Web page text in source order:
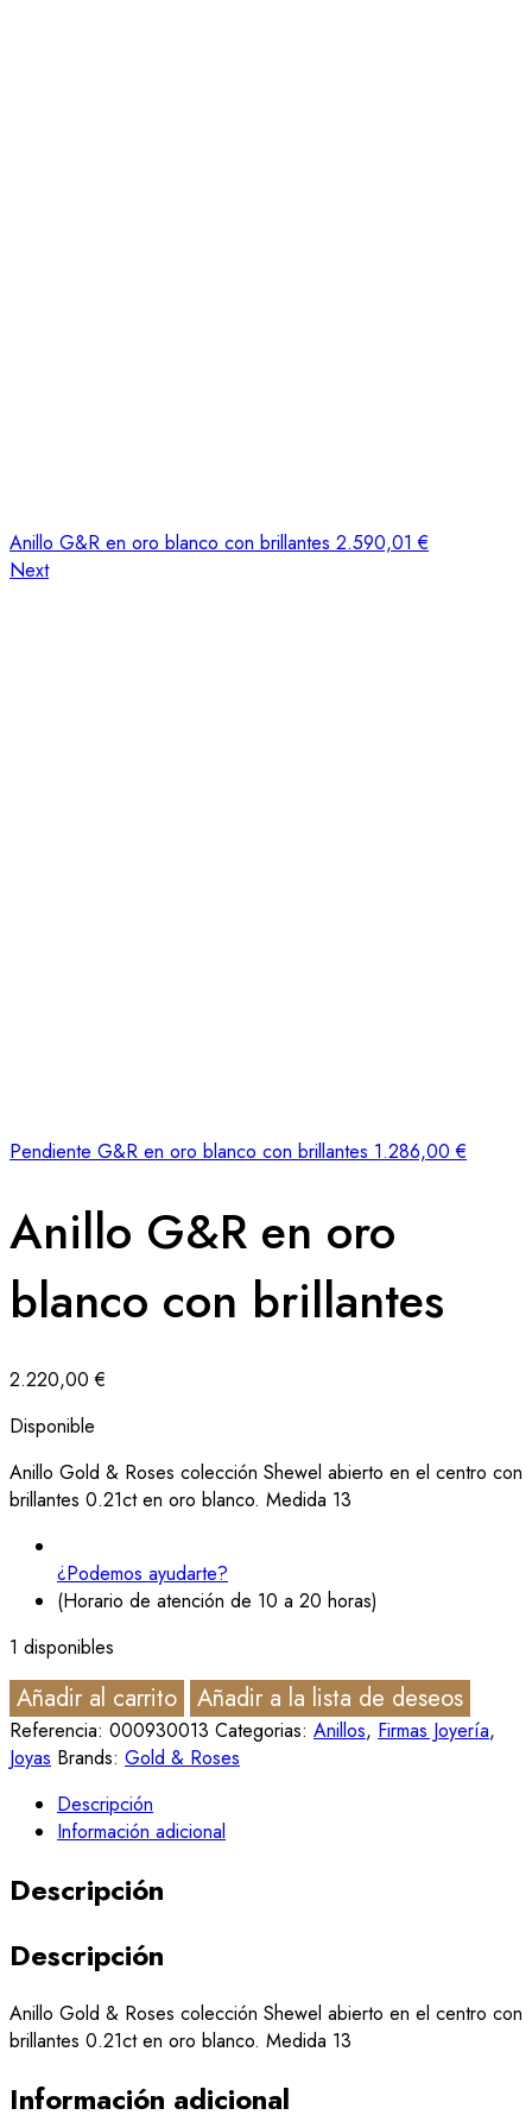
Anillo G&R en oro blanco con brillantes 2.590,01€
Next
Pendiente G&R en oro blanco con brillantes 1.286,00€
Anillo G&R en oro
blanco con brillantes
2.220,00€
Disponible
Anillo Gold & Roses colección Shewel abierto en el centro con
brillantes 0.21ct en oro blanco. Medida 13
¿Podemos ayudarte?
(Horario de atención de 10 a 20 horas)
1 disponibles
Añadir al carrito Añadir a la lista de deseos
Referencia: 000930013 Categorias: Anillos, Firmas Joyería,
Joyas Brands: Gold & Roses
Descripción
Información adicional
Descripción
Descripción
Anillo Gold & Roses colección Shewel abierto en el centro con
brillantes 0.21ct en oro blanco. Medida 13
Información adicional